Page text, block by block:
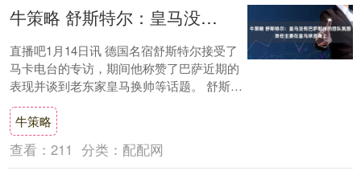
牛策略 舒斯特尔：皇马没有巴萨那样的团队氛围 责任主要在皇马球员身上
直播吧1月14日讯 德国名宿舒斯特尔接受了
马卡电台的专访，期间他称赞了巴萨近期的
表现并谈到老东家皇马换帅等话题。 舒斯特
尔指出，巴萨近年所取得的优秀成绩，主教
练....
牛策略
查看： 211 分类： 配配网